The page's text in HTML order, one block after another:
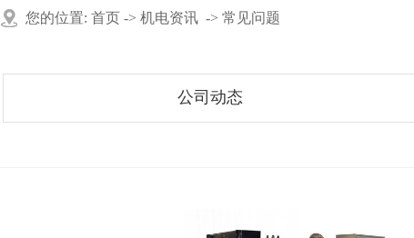
您的位置: 首页 -> 机电资讯 -> 常见问题
公司动态